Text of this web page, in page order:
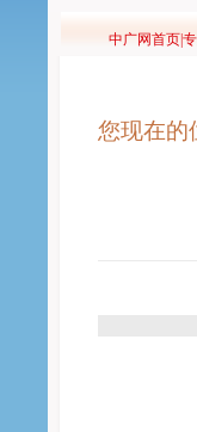
您现在的